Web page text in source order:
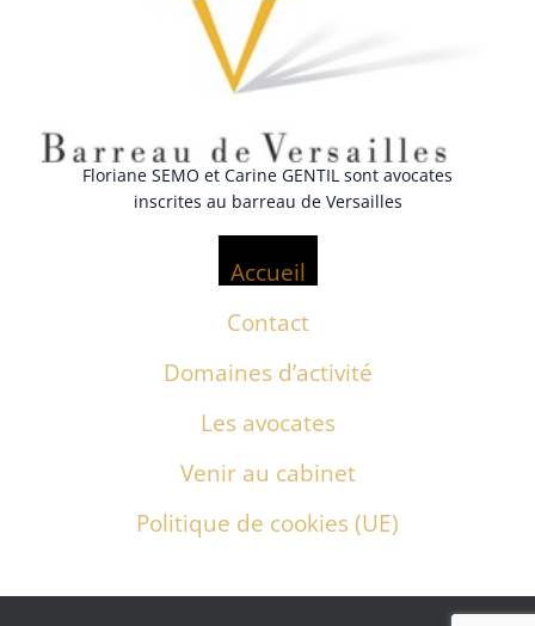
Floriane SEMO et Carine GENTIL sont avocates
inscrites au barreau de Versailles
Accueil
Contact
Domaines d’activité
Les avocates
Venir au cabinet
Politique de cookies (UE)